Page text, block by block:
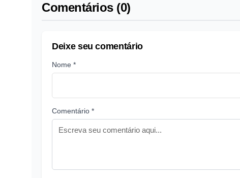
Comentários (0)
Deixe seu comentário
Nome *
Comentário *